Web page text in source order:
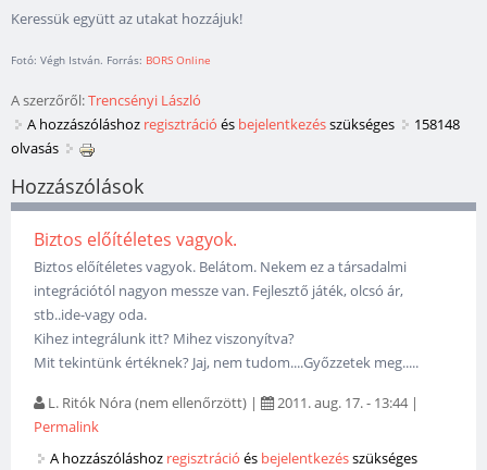
Keressük együtt az utakat hozzájuk!
Fotó: Végh István. Forrás: BORS Online
A szerzőről:Trencsényi László
A hozzászóláshoz regisztráció és bejelentkezésszükséges
158148
olvasás
Hozzászólások
Biztos előítéletes vagyok.
Biztos előítéletes vagyok. Belátom. Nekem ez a társadalmi
integrációtól nagyon messze van. Fejlesztő játék, olcsó ár,
stb..ide-vagy oda.
Kihez integrálunk itt? Mihez viszonyítva?
Mit tekintünk értéknek? Jaj, nem tudom....Győzzetek meg.....
L. Ritók Nóra (nem ellenőrzött) | 2011. aug. 17. - 13:44|
Permalink
A hozzászóláshoz regisztráció és bejelentkezésszükséges